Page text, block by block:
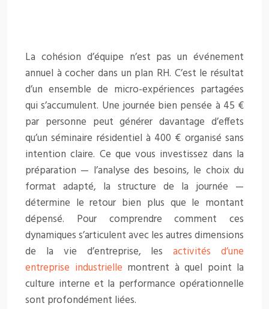
La cohésion d’équipe n’est pas un événement
annuel à cocher dans un plan RH. C’est le résultat
d’un ensemble de micro-expériences partagées
qui s’accumulent. Une journée bien pensée à 45 €
par personne peut générer davantage d’effets
qu’un séminaire résidentiel à 400 € organisé sans
intention claire. Ce que vous investissez dans la
préparation — l’analyse des besoins, le choix du
format adapté, la structure de la journée —
détermine le retour bien plus que le montant
dépensé. Pour comprendre comment ces
dynamiques s’articulent avec les autres dimensions
de la vie d’entreprise, lesactivités d’une
entreprise industrielle montrent à quel point la
culture interne et la performance opérationnelle
sont profondément liées.